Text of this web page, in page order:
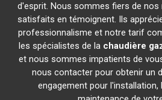
d'esprit. Nous sommes fiers de
satisfaits en témoignent. Ils
professionnalisme et notre tarif
les spécialistes de la chaudière
et nous sommes impatients de
nous contacter pour obtenir un
engagement pour l'installation,